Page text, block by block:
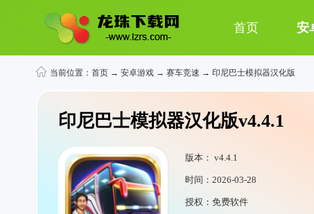
首页 安
当前位置： 首页 → 安卓游戏 → 赛车竞速 → 印尼巴士模拟器汉化版
印尼巴士模拟器汉化版v4.4.1
版本： v4.4.1
时间：2026-03-28
授权：免费软件